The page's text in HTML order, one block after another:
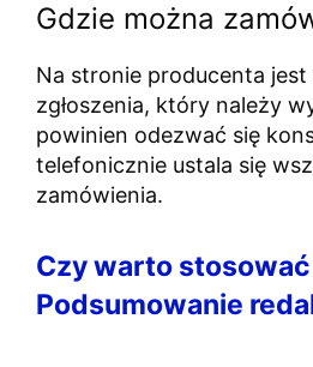
Gdzie można
Na stronie producenta
zgłoszenia, który należy
powinien odezwać się
telefonicznie ustala się
zamówienia.
Czy warto
Podsumowanie